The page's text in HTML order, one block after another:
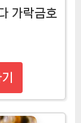
가락금호